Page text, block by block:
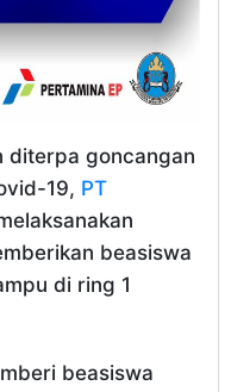
diterpa goncangan
19, PT
beasiswa
di ring 1
beasiswa